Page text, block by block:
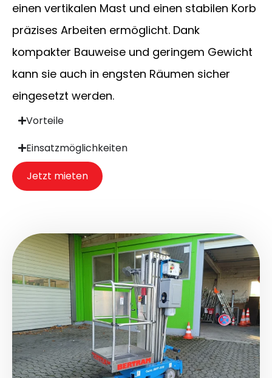
einen vertikalen Mast und einen stabilen Korb
präzises Arbeiten ermöglicht. Dank
kompakter Bauweise und geringem Gewicht
kann sie auch in engsten Räumen sicher
eingesetzt werden.
Vorteile
Einsatzmöglichkeiten
Jetzt mieten